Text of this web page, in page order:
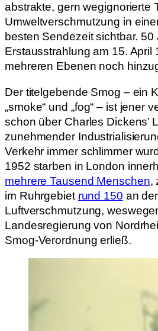
abstrakte, gern wegignorierte
Umweltverschmutzung in
besten Sendezeit sichtbar.
Erstausstrahlung am 15. April
mehreren Ebenen noch
Der titelgebende Smog – ein
„smoke“ und „fog“ – ist jener
schon über Charles Dickens’
zunehmender
Verkehr immer schlimmer
1952 starben in London
mehrere Tausend Menschen,
im Ruhrgebiet rund 150 an
Luftverschmutzung,
Landesregierung von
Smog-Verordnung erließ.